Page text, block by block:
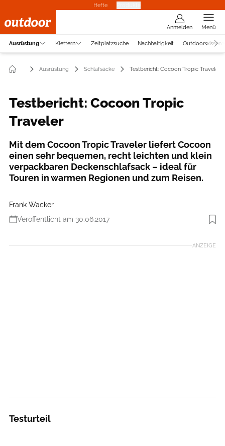
Hefte
Anmelden Menü
Ausrüstung Klettern Zeltplatzsuche Nachhaltigkeit Outdoorwissen
Ausrüstung Schlafsäcke Testbericht: Cocoon Tropic Traveler
Testbericht: Cocoon Tropic
Traveler
Mit dem Cocoon Tropic Traveler liefert Cocoon
einen sehr bequemen, recht leichten und klein
verpackbaren Deckenschlafsack – ideal für
Touren in warmen Regionen und zum Reisen.
Frank Wacker
Veröffentlicht am 30.06.2017
Foto: Benjamin Hahn
ANZEIGE
Testurteil